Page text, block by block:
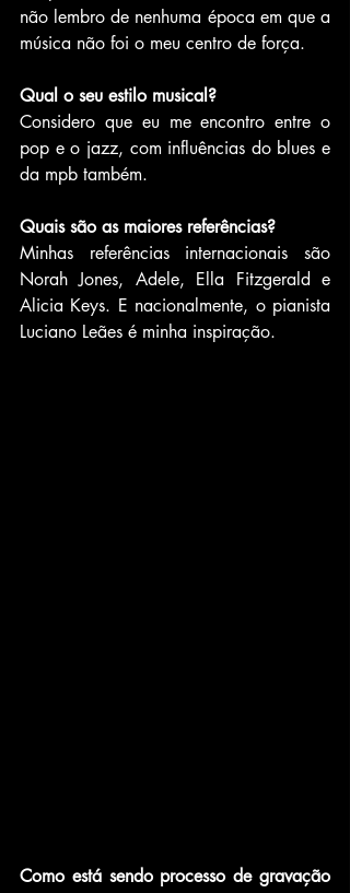
não lembro de nenhuma época em que a
música não foi o meu centro de força.
Qual o seu estilo musical?
Considero que eu me encontro entre o
pop e o jazz, com influências do blues e
da mpb também.
Quais são as maiores referências?
Minhas referências internacionais são
Norah Jones, Adele, Ella Fitzgerald e
Alicia Keys. E nacionalmente, o pianista
Luciano Leães é minha inspiração.
Como está sendo processo de gravação